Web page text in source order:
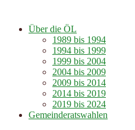
Über die ÖL
1989 bis 1994
1994 bis 1999
1999 bis 2004
2004 bis 2009
2009 bis 2014
2014 bis 2019
2019 bis 2024
Gemeinderatswahlen